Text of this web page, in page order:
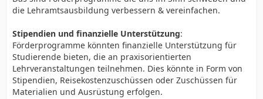
Bereits jetzt werden zur möglichen Kompensation des
praktisch eingesetzt. Ich würde beinahe soweit gehen
zu behaupten, kaum ein klassisches Hochschulstudium
hat so viele praktische Anteile mit dem direkten
Berufsbild wie die Lehramtsausbildung. Zusätzlich
hätte ich mir hier eine Ausführung der
"Förderprogramme" gewünscht. Wozu sollte es extra
die Lehramtsausbildung verbessern & vereinfachen.
Stipendien und finanzielle Unterstützung:
Förderprogramme könnten finanzielle Unterstützung für
Studierende bieten, die an praxisorientierten
Lehrveranstaltungen teilnehmen. Dies könnte in Form von
Stipendien, Reisekostenzuschüssen oder Zuschüssen für
Materialien und Ausrüstung erfolgen.